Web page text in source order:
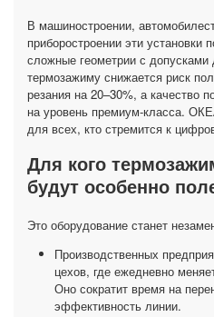
В машиностроении,
приборостроении эти установки
сложные геометрии с
термозажиму снижается риск
резания на 20–30%, а качество
на уровень премиум-класса.
для всех, кто стремится к
Для кого
будут особенно
Это оборудование станет
Производственных
цехов, где ежедневно
Оно сократит время на
эффективность линии.